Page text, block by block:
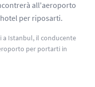
all'aeroporto
per riposarti.
a Istanbul, il conducente
per portarti in